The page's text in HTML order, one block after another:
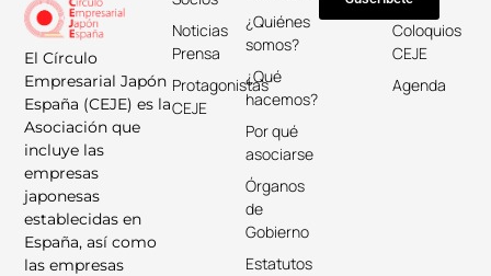
El Círculo
Empresarial Japón
España (CEJE) es la
Asociación que
incluye las
empresas
japonesas
establecidas en
España, así como
las empresas
¿Quiénes
somos?
¿Qué
hacemos?
Por qué
asociarse
Órganos
de
Gobierno
Estatutos
Noticias
Prensa
Protagonistas
CEJE
Coloquios
CEJE
Agenda